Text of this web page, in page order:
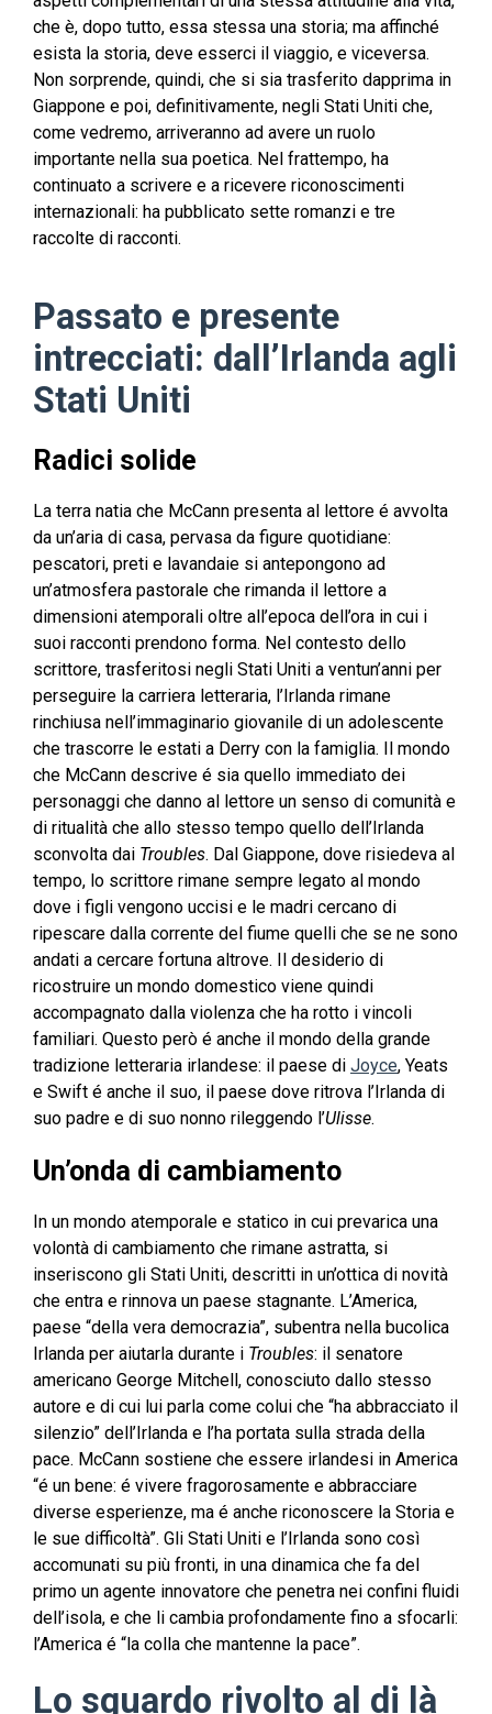
che è, dopo tutto, essa stessa una storia; ma affinché
esista la storia, deve esserci il viaggio, e viceversa.
Non sorprende, quindi, che si sia trasferito dapprima in
Giappone e poi, definitivamente, negli Stati Uniti che,
come vedremo, arriveranno ad avere un ruolo
importante nella sua poetica. Nel frattempo, ha
continuato a scrivere e a ricevere riconoscimenti
internazionali: ha pubblicato sette romanzi e tre
raccolte di racconti.
Passato e presente
intrecciati: dall’Irlanda agli
Stati Uniti
Radici solide
La terra natia che McCann presenta al lettore é avvolta
da un’aria di casa, pervasa da figure quotidiane:
pescatori, preti e lavandaie si antepongono ad
un’atmosfera pastorale che rimanda il lettore a
dimensioni atemporali oltre all’epoca dell’ora in cui i
suoi racconti prendono forma. Nel contesto dello
scrittore, trasferitosi negli Stati Uniti a ventun’anni per
perseguire la carriera letteraria, l’Irlanda rimane
rinchiusa nell’immaginario giovanile di un adolescente
che trascorre le estati a Derry con la famiglia. Il mondo
che McCann descrive é sia quello immediato dei
personaggi che danno al lettore un senso di comunità e
di ritualità che allo stesso tempo quello dell’Irlanda
sconvolta dai Troubles. Dal Giappone, dove risiedeva al
tempo, lo scrittore rimane sempre legato al mondo
dove i figli vengono uccisi e le madri cercano di
ripescare dalla corrente del fiume quelli che se ne sono
andati a cercare fortuna altrove. Il desiderio di
ricostruire un mondo domestico viene quindi
accompagnato dalla violenza che ha rotto i vincoli
familiari. Questo però é anche il mondo della grande
tradizione letteraria irlandese: il paese di Joyce, Yeats
e Swift é anche il suo, il paese dove ritrova l’Irlanda di
suo padre e di suo nonno rileggendo l’Ulisse.
Un’onda di cambiamento
In un mondo atemporale e statico in cui prevarica una
volontà di cambiamento che rimane astratta, si
inseriscono gli Stati Uniti, descritti in un’ottica di novità
che entra e rinnova un paese stagnante. L’America,
paese “della vera democrazia”, subentra nella bucolica
Irlanda per aiutarla durante i Troubles: il senatore
americano George Mitchell, conosciuto dallo stesso
autore e di cui lui parla come colui che “ha abbracciato il
silenzio” dell’Irlanda e l’ha portata sulla strada della
pace. McCann sostiene che essere irlandesi in America
“é un bene: é vivere fragorosamente e abbracciare
diverse esperienze, ma é anche riconoscere la Storia e
le sue difficoltà”. Gli Stati Uniti e l’Irlanda sono così
accomunati su più fronti, in una dinamica che fa del
primo un agente innovatore che penetra nei confini fluidi
dell’isola, e che li cambia profondamente fino a sfocarli:
l’America é “la colla che mantenne la pace”.
Lo sguardo rivolto al di là